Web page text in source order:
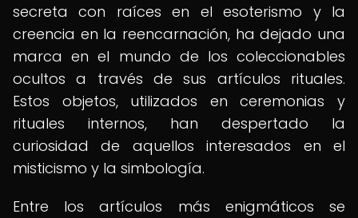
secreta con raíces en el esoterismo y la
creencia en la reencarnación, ha dejado una
marca en el mundo de los coleccionables
ocultos a través de sus artículos rituales.
Estos objetos, utilizados en ceremonias y
rituales internos, han despertado la
curiosidad de aquellos interesados en el
misticismo y la simbología.
Entre los artículos más enigmáticos se